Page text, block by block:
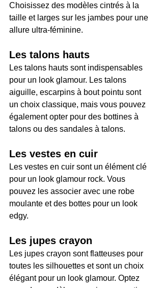
Choisissez des modèles cintrés à la
taille et larges sur les jambes pour une
allure ultra-féminine.
Les talons hauts
Les talons hauts sont indispensables
pour un look glamour. Les talons
aiguille, escarpins à bout pointu sont
un choix classique, mais vous pouvez
également opter pour des bottines à
talons ou des sandales à talons.
Les vestes en cuir
Les vestes en cuir sont un élément clé
pour un look glamour rock. Vous
pouvez les associer avec une robe
moulante et des bottes pour un look
edgy.
Les jupes crayon
Les jupes crayon sont flatteuses pour
toutes les silhouettes et sont un choix
élégant pour un look glamour. Optez